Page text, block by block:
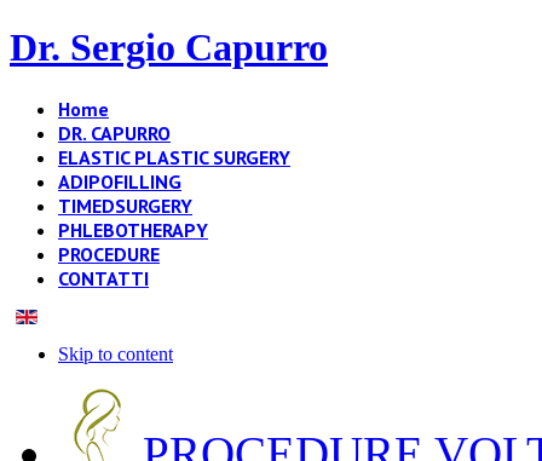
Dr. Sergio Capurro
Home
DR. CAPURRO
ELASTIC PLASTIC SURGERY
ADIPOFILLING
TIMEDSURGERY
PHLEBOTHERAPY
PROCEDURE
CONTATTI
Skip to content